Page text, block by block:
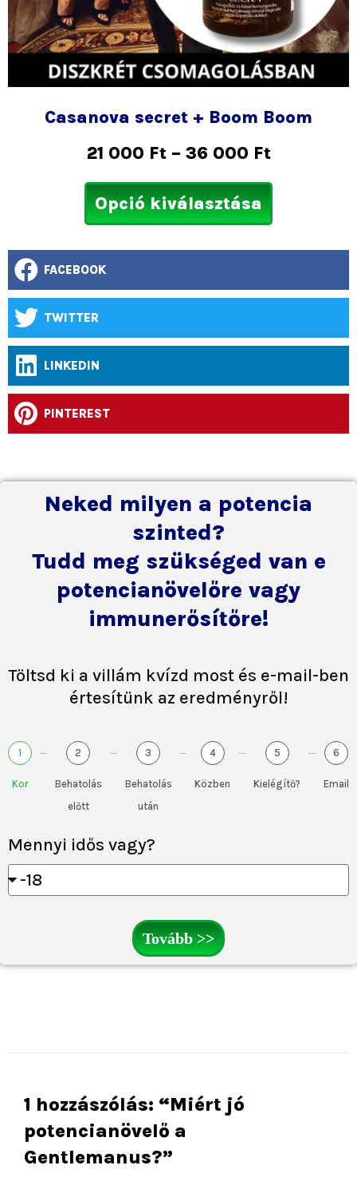
Casanova secret + Boom Boom
21 000 Ft – 36 000 Ft
Opció kiválasztása
FACEBOOK
TWITTER
LINKEDIN
PINTEREST
Neked milyen a potencia
szinted?
Tudd meg szükséged van e
potencianövelőre vagy
immunerősítőre!
Töltsd ki a villám kvízd most és e-mail-ben
értesítünk az eredményről!
1
Kor
2
Behatolás
előtt
3
Behatolás
után
4
Közben
5
Kielégítő?
6
Email
Mennyi idős vagy?
Tovább >>
1 hozzászólás: “Miért jó
potencianövelő a
Gentlemanus?”